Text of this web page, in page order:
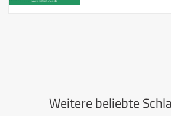
Weitere beliebte